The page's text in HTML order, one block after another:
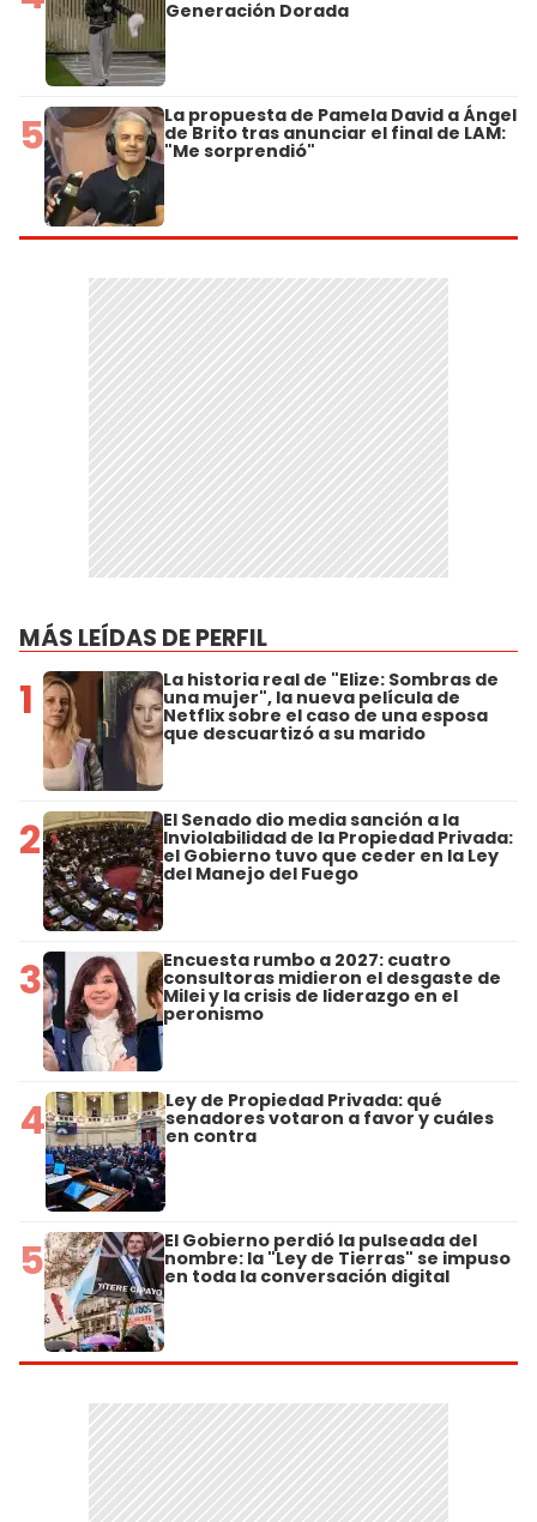
Generación Dorada
5 La propuesta de Pamela David a Ángel
de Brito tras anunciar el final de LAM:
"Me sorprendió"
MÁS LEÍDAS DE PERFIL
1 La historia real de "Elize: Sombras de
una mujer", la nueva película de
Netflix sobre el caso de una esposa
que descuartizó a su marido
2 El Senado dio media sanción a la
Inviolabilidad de la Propiedad Privada:
el Gobierno tuvo que ceder en la Ley
del Manejo del Fuego
3 Encuesta rumbo a 2027: cuatro
consultoras midieron el desgaste de
Milei y la crisis de liderazgo en el
peronismo
4 Ley de Propiedad Privada: qué
senadores votaron a favor y cuáles
en contra
5 El Gobierno perdió la pulseada del
nombre: la "Ley de Tierras" se impuso
en toda la conversación digital